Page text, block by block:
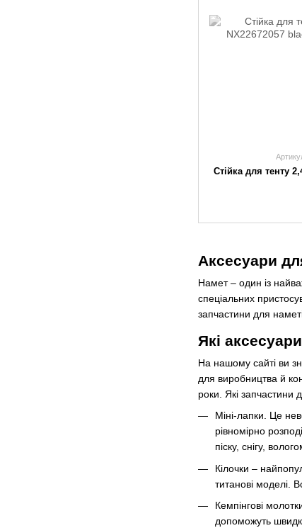
Аксесуари
Намет – один із
спеціальних
запчастини для
Які
На нашому сайті ви
для виробництва й
роки. Які запчастини
Міні-лапки. Це
рівномірно
піску, снігу,
Кілочки –
титанові моделі.
Кемпінгові
допоможуть
Стійка для тенту